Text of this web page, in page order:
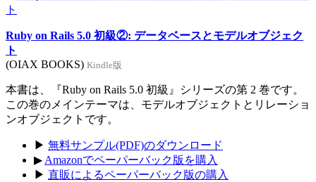
Ruby on Rails 5.0 初級②: データベースとモデルオブジェク
ト
(OIAX BOOKS) Kindle版
本書は、『Ruby on Rails 5.0 初級』シリーズの第 2 巻です。
この巻のメインテーマは、モデルオブジェクトとリレーショ
ンオブジェクトです。
▶ 無料サンプル(PDF)のダウンロード
▶ Amazonでペーパーバック版を購入
▶ 直販によるペーパーバック版の購入